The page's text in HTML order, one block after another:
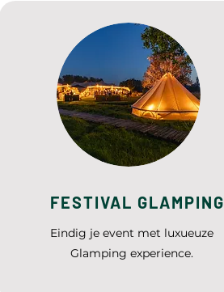
FESTIVAL GLAMPING
Eindig je event met luxueuze
Glamping experience.